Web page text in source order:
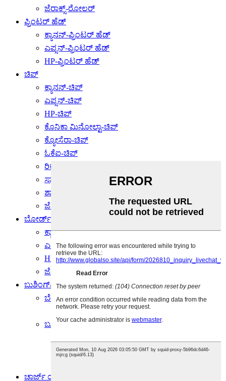
ಜೆರಾಕ್ಸ್-ರೋಲರ್
ಪ್ರಿಂಟರ್ ಹೆಡ್
ಕ್ಯಾನನ್-ಪ್ರಿಂಟರ್ ಹೆಡ್
ಎಪ್ಸನ್-ಪ್ರಿಂಟರ್ ಹೆಡ್
HP-ಪ್ರಿಂಟರ್ ಹೆಡ್
ಚಿಪ್
ಕ್ಯಾನನ್-ಚಿಪ್
ಎಪ್ಸನ್-ಚಿಪ್
HP-ಚಿಪ್
ಕೊನಿಕಾ ಮಿನೋಲ್ಟಾ-ಚಿಪ್
ಕ್ಯೋಸೆರಾ-ಚಿಪ್
ಓಕೆಐ-ಚಿಪ್
ರಿಕೋ-ಚಿಪ್
ಸ್ಯಾಮ್‌ಸಂಗ್-ಚಿಪ್
ಶಾರ್ಪ್-ಚಿಪ್
ಜೆರಾಕ್ಸ್-ಚಿಪ್
ಬೋರ್ಡ್
ಕ್ಯಾನನ್-ಬೋರ್ಡ್
ಎಪ್ಸನ್-ಬೋರ್ಡ್
HP-ಬೋರ್ಡ್
ಜೆರಾಕ್ಸ್-ಬೋರ್ಡ್
ಬುಶಿಂಗ್/ಬೇರಿಂಗ್
ಬೇರಿಂಗ್
ಜೆರಾಕ್ಸ್-ಬೇರಿಂಗ್
ಬುಶಿಂಗ್
ರಿಕೋ-ಬುಶಿಂಗ್
ಚಾರ್ಜ್ ಯೂನಿಟ್/ ಕರೋನಾ